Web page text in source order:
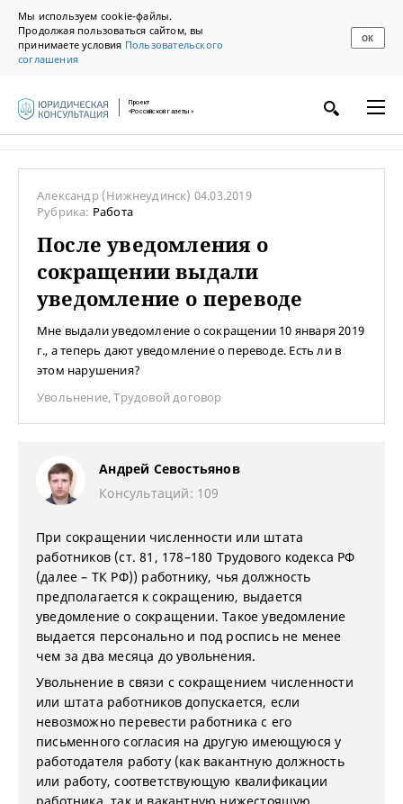
Мы используем cookie-файлы.
Продолжая пользоваться сайтом, вы
принимаете условия Пользовательского
соглашения
ОК
Проект
«Российской газеты»
Александр (Нижнеудинск) 04.03.2019
Рубрика: Работа
После уведомления о
сокращении выдали
уведомление о переводе
Мне выдали уведомление о сокращении 10 января 2019
г., а теперь дают уведомление о переводе. Есть ли в
этом нарушения?
Увольнение,Трудовой договор
Андрей Севостьянов
Консультаций: 109
При сокращении численности или штата
работников (ст. 81, 178–180 Трудового кодекса РФ
(далее – ТК РФ)) работнику, чья должность
предполагается к сокращению, выдается
уведомление о сокращении. Такое уведомление
выдается персонально и под роспись не менее
чем за два месяца до увольнения.
Увольнение в связи с сокращением численности
или штата работников допускается, если
невозможно перевести работника с его
письменного согласия на другую имеющуюся у
работодателя работу (как вакантную должность
или работу, соответствующую квалификации